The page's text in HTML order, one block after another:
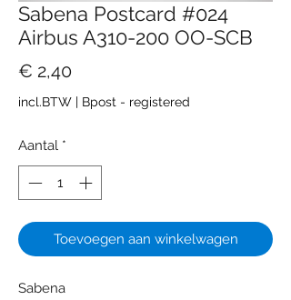
Sabena Postcard #024
Airbus A310-200 OO-SCB
€ 2,40Prijs
incl.BTW | Bpost - registered
Aantal *
Toevoegen aan winkelwagen
Sabena